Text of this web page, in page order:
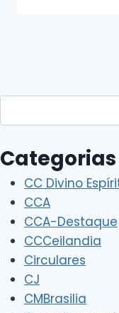
Categorias
CC Divino
CCA
CCA-Destaque
CCCeilandia
Circulares
CJ
CMBrasilia